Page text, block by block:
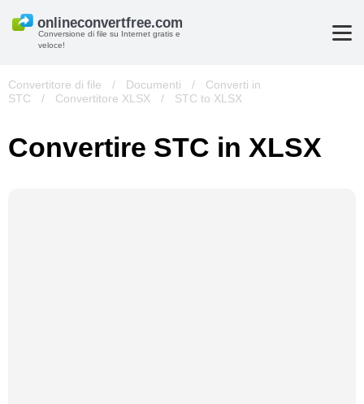
Conversione di file su Internet gratis e
veloce!
Convertitore di file / Documenti /
Converti in
STC
/ Convertitore XLSX / STC to XLSX
Convertire STC in XLSX